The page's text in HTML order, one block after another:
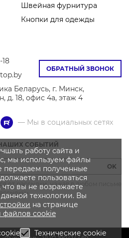
Швейная фурнитура
Кнопки для одежды
ОБРАТНЫЙ ЗВОНОК
Беларусь, г. Минск,
д. 18, офис 4а, этаж 4
— Мы в социальных сетях
НАШИХ СОБЫТИЙ
OK
от рассылки, нажав в любом письме
работу сайта и
мы используем файлы
передаем полученные
пользоваться
что вы не возражаете
технологии. Вы
на странице
файлов cookie
Технические cookie